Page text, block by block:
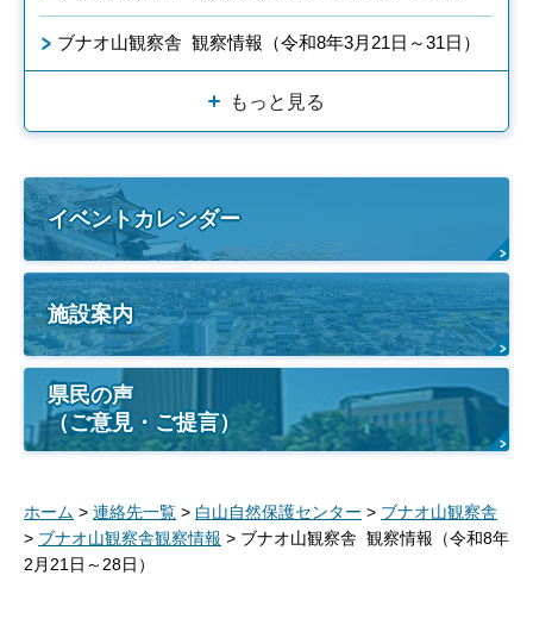
ブナオ山観察舎 観察情報（令和8年3月21日～31日）
もっと見る
イベントカレンダー
施設案内
県民の声
（ご意見・ご提言）
ホーム > 連絡先一覧 > 白山自然保護センター > ブナオ山観察舎
> ブナオ山観察舎観察情報 > ブナオ山観察舎 観察情報（令和8年
2月21日～28日）